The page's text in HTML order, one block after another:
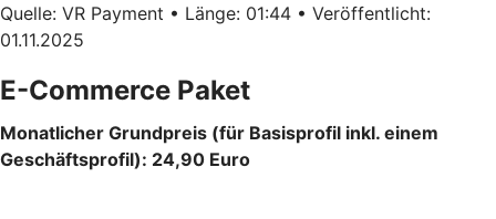
Quelle: VR Payment • Länge: 01:44 • Veröffentlicht:
01.11.2025
E-Commerce Paket
Monatlicher Grundpreis (für Basisprofil inkl. einem
Geschäftsprofil): 24,90 Euro